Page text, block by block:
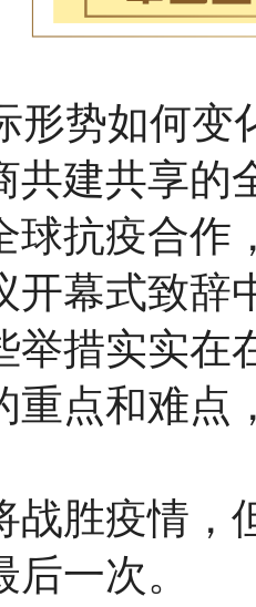
形势如何变
共建共享的
抗疫合作
开幕式致辞
举措实实在
重点和难点
胜疫情，
一次。